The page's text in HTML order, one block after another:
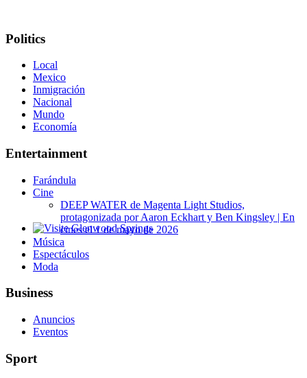
Glenwood Springs - Bello y Encantador
Politics
Local
Mexico
Inmigración
Nacional
Mundo
Economía
Entertainment
Farándula
Cine
DEEP WATER de Magenta Light Studios,
protagonizada por Aaron Eckhart y Ben Kingsley | En
cines el 1 de mayo de 2026
Música
Espectáculos
Moda
Business
Anuncios
Eventos
Sport